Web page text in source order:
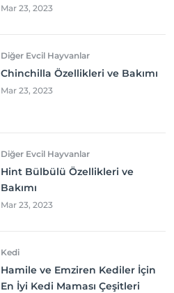
Olabilir? Neler yapmalıyım?
Mar 23, 2023
Diğer Evcil Hayvanlar
Chinchilla Özellikleri ve Bakımı
Mar 23, 2023
Diğer Evcil Hayvanlar
Hint Bülbülü Özellikleri ve
Bakımı
Mar 23, 2023
Kedi
Hamile ve Emziren Kediler İçin
En İyi Kedi Maması Çeşitleri